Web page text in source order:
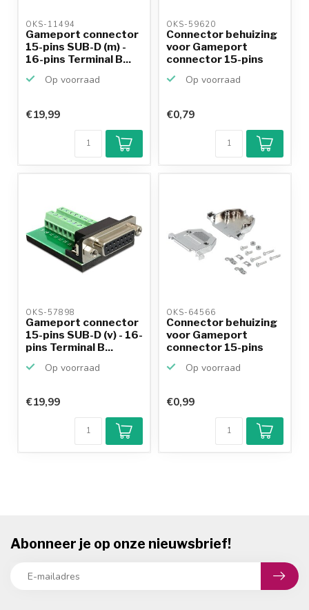
OKS-11494
Gameport connector
15-pins SUB-D (m) -
16-pins Terminal B...
Op voorraad
€19,99
OKS-59620
Connector behuizing
voor Gameport
connector 15-pins
Op voorraad
€0,79
OKS-57898
Gameport connector
15-pins SUB-D (v) - 16-
pins Terminal B...
Op voorraad
€19,99
OKS-64566
Connector behuizing
voor Gameport
connector 15-pins
Op voorraad
€0,99
Abonneer je op onze nieuwsbrief!